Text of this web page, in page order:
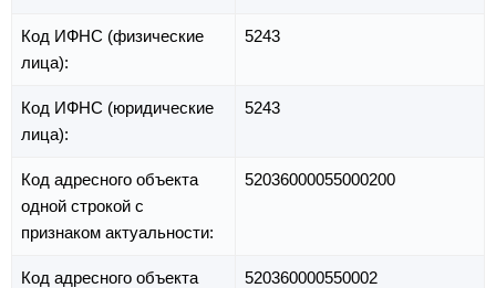
Код ИФНС (физические
лица):
5243
Код ИФНС (юридические
лица):
5243
Код адресного объекта
одной строкой с
признаком актуальности:
52036000055000200
Код адресного объекта
520360000550002